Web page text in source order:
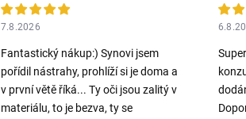
7.8.2026
Fantastický nákup:) Synovi jsem
pořídil nástrahy, prohlíží si je doma a
v první větě říká... Ty oči jsou zalitý v
materiálu, to je bezva, ty se